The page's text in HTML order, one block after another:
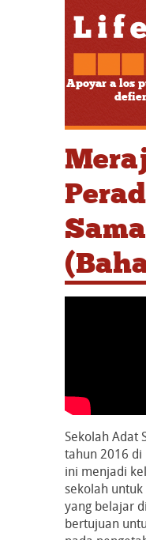
Apoyar a los
Sekolah Adat
tahun 2016 di
ini menjadi
sekolah
yang belajar
bertujuan